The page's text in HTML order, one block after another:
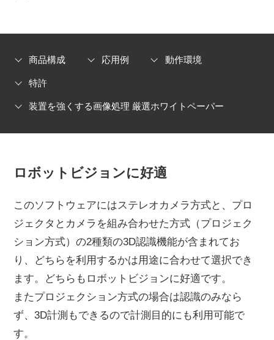
商品構成 応用例 動作環境
特許
装置を強くする画像処理 厳選ホワイトペーパー
ロボットビジョンに好適
このソフトウェアにはステレオカメラ方式と、プロ
ジェクタとカメラを組み合わせた方式（プロジェク
ション方式）の2種類の3D認識機能が含まれてお
り、どちらを利用するかは用途に合わせて選択でき
ます。どちらもロボットビジョンに好適です。
またプロジェクション方式の場合は認識のみなら
ず、3D計測もできるので計測目的にも利用可能で
す。